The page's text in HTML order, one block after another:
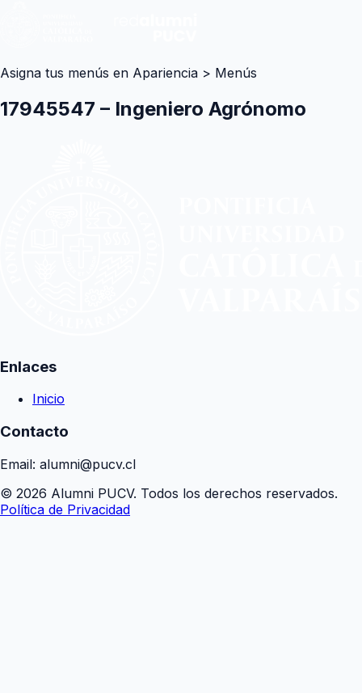
Asigna tus menús en Apariencia > Menús
17945547 – Ingeniero Agrónomo
Enlaces
Inicio
Contacto
Email: alumni@pucv.cl
© 2026 Alumni PUCV. Todos los derechos reservados.
Política de Privacidad